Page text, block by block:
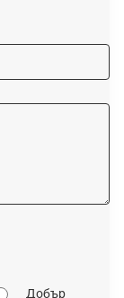
Добър